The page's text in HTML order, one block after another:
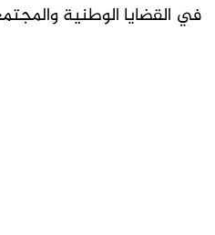
في القضايا الوطنية